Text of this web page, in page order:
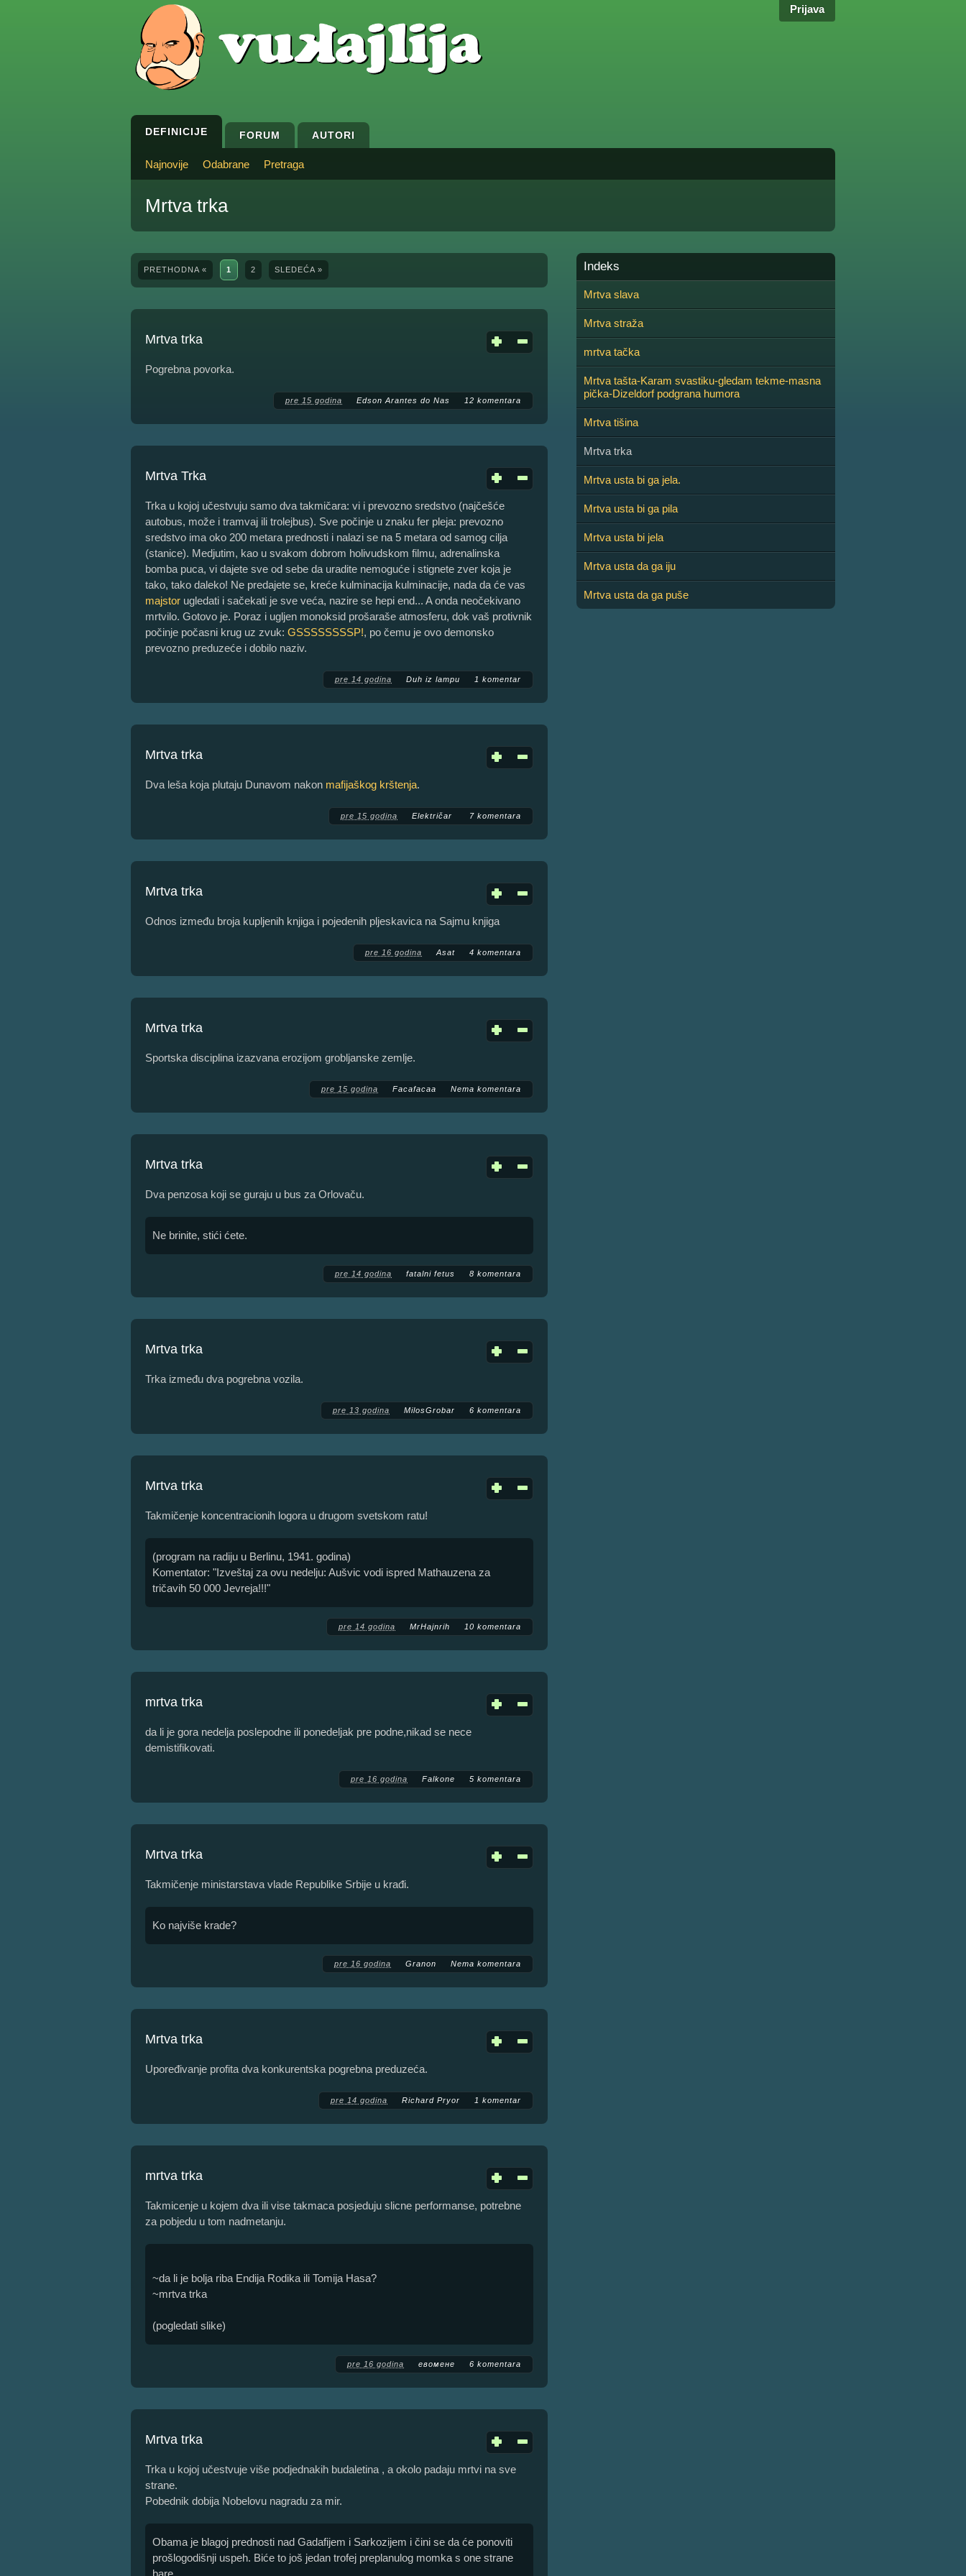
Prijava
DEFINICIJE FORUM AUTORI
Najnovije Odabrane Pretraga
Mrtva trka
PRETHODNA « 1 2 SLEDEĆA »
Mrtva trka
Pogrebna povorka.
pre 15 godina Edson Arantes do Nas 12 komentara
Mrtva Trka
Trka u kojoj učestvuju samo dva takmičara: vi i prevozno sredstvo (najčešće
autobus, može i tramvaj ili trolejbus). Sve počinje u znaku fer pleja: prevozno
sredstvo ima oko 200 metara prednosti i nalazi se na 5 metara od samog cilja
(stanice). Medjutim, kao u svakom dobrom holivudskom filmu, adrenalinska
bomba puca, vi dajete sve od sebe da uradite nemoguće i stignete zver koja je
tako, tako daleko! Ne predajete se, kreće kulminacija kulminacije, nada da će vas
majstor ugledati i sačekati je sve veća, nazire se hepi end... A onda neočekivano
mrtvilo. Gotovo je. Poraz i ugljen monoksid prošaraše atmosferu, dok vaš protivnik
počinje počasni krug uz zvuk: GSSSSSSSSP!, po čemu je ovo demonsko
prevozno preduzeće i dobilo naziv.
pre 14 godina Duh iz lampu 1 komentar
Mrtva trka
Dva leša koja plutaju Dunavom nakon mafijaškog krštenja.
pre 15 godina Električar 7 komentara
Mrtva trka
Odnos između broja kupljenih knjiga i pojedenih pljeskavica na Sajmu knjiga
pre 16 godina Asat 4 komentara
Mrtva trka
Sportska disciplina izazvana erozijom grobljanske zemlje.
pre 15 godina Facafacaa Nema komentara
Mrtva trka
Dva penzosa koji se guraju u bus za Orlovaču.
Ne brinite, stići ćete.
pre 14 godina fatalni fetus 8 komentara
Mrtva trka
Trka između dva pogrebna vozila.
pre 13 godina MilosGrobar 6 komentara
Mrtva trka
Takmičenje koncentracionih logora u drugom svetskom ratu!
(program na radiju u Berlinu, 1941. godina)
Komentator: "Izveštaj za ovu nedelju: Aušvic vodi ispred Mathauzena za
tričavih 50 000 Jevreja!!!"
pre 14 godina MrHajnrih 10 komentara
mrtva trka
da li je gora nedelja poslepodne ili ponedeljak pre podne,nikad se nece
demistifikovati.
pre 16 godina Falkone 5 komentara
Mrtva trka
Takmičenje ministarstava vlade Republike Srbije u krađi.
Ko najviše krade?
pre 16 godina Granon Nema komentara
Mrtva trka
Upoređivanje profita dva konkurentska pogrebna preduzeća.
pre 14 godina Richard Pryor 1 komentar
mrtva trka
Takmicenje u kojem dva ili vise takmaca posjeduju slicne performanse, potrebne
za pobjedu u tom nadmetanju.
~da li je bolja riba Endija Rodika ili Tomija Hasa?
~mrtva trka
(pogledati slike)
pre 16 godina евомене 6 komentara
Mrtva trka
Trka u kojoj učestvuje više podjednakih budaletina , a okolo padaju mrtvi na sve
strane.
Pobednik dobija Nobelovu nagradu za mir.
Obama je blagoj prednosti nad Gadafijem i Sarkozijem i čini se da će ponoviti
prošlogodišnji uspeh. Biće to još jedan trofej preplanulog momka s one strane
bare.
Indeks
Mrtva slava
Mrtva straža
mrtva tačka
Mrtva tašta-Karam svastiku-gledam tekme-masna
pička-Dizeldorf podgrana humora
Mrtva tišina
Mrtva trka
Mrtva usta bi ga jela.
Mrtva usta bi ga pila
Mrtva usta bi jela
Mrtva usta da ga iju
Mrtva usta da ga puše